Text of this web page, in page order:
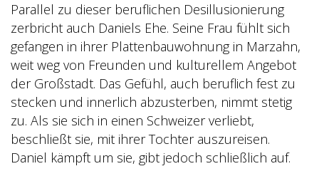
Parallel zu dieser beruflichen Desillusionierung
zerbricht auch Daniels Ehe. Seine Frau fühlt sich
gefangen in ihrer Plattenbauwohnung in Marzahn,
weit weg von Freunden und kulturellem Angebot
der Großstadt. Das Gefühl, auch beruflich fest zu
stecken und innerlich abzusterben, nimmt stetig
zu. Als sie sich in einen Schweizer verliebt,
beschließt sie, mit ihrer Tochter auszureisen.
Daniel kämpft um sie, gibt jedoch schließlich auf.